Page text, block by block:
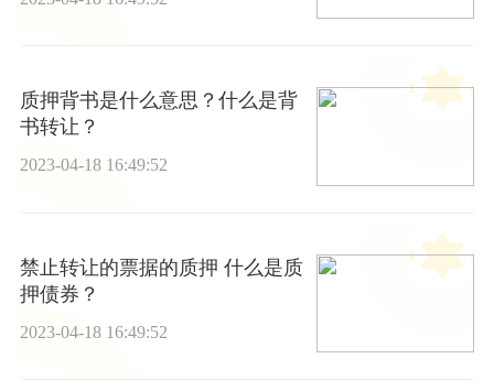
质押背书是什么意思？什么是背
书转让？
2023-04-18 16:49:52
禁止转让的票据的质押 什么是质
押债券？
2023-04-18 16:49:52